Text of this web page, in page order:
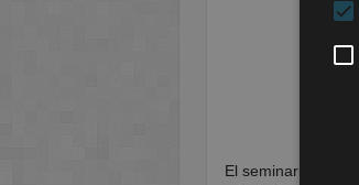
El seminario ha